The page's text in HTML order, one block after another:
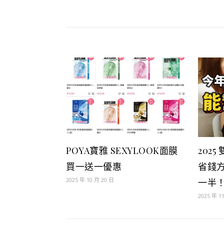
POYA寶雅 SEXYLOOK面膜
買一送一優惠
2025 年 10 月 20 日
2025
省錢
一半
2025 年